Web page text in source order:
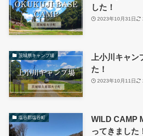
した！
2023年10月31日
茨城県キャンプ場
上小川キャ
た！
2023年10月11日
塩谷郡塩谷町
WILD CAMP
ってきました